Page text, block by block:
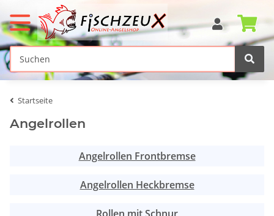
Startseite
Angelrollen
Angelrollen Frontbremse
Angelrollen Heckbremse
Rollen mit Schnur